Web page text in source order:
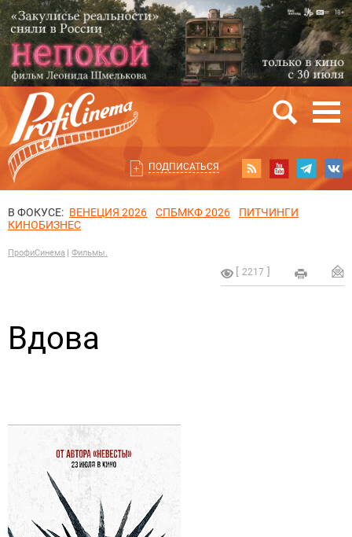
ПОДПИСАТЬСЯ
В ФОКУСЕ: ВЕНЕЦИЯ 2026 СПБМКФ 2026
ПИТЧИНГИ
КИНОБИЗНЕС
ПрофиСинема Фильмы.
2217
Вдова